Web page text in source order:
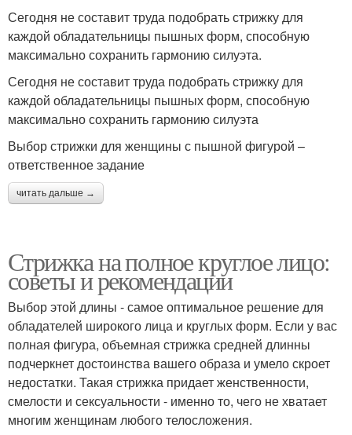
Сегодня не составит труда подобрать стрижку для
каждой обладательницы пышных форм, способную
максимально сохранить гармонию силуэта.
Сегодня не составит труда подобрать стрижку для
каждой обладательницы пышных форм, способную
максимально сохранить гармонию силуэта
Выбор стрижки для женщины с пышной фигурой –
ответственное задание
читать дальше →
Стрижка на полное круглое лицо:
советы и рекомендации
Выбор этой длины - самое оптимальное решение для
обладателей широкого лица и круглых форм. Если у вас
полная фигура, объемная стрижка средней длинны
подчеркнет достоинства вашего образа и умело скроет
недостатки. Такая стрижка придает женственности,
смелости и сексуальности - именно то, чего не хватает
многим женщинам любого телосложения.